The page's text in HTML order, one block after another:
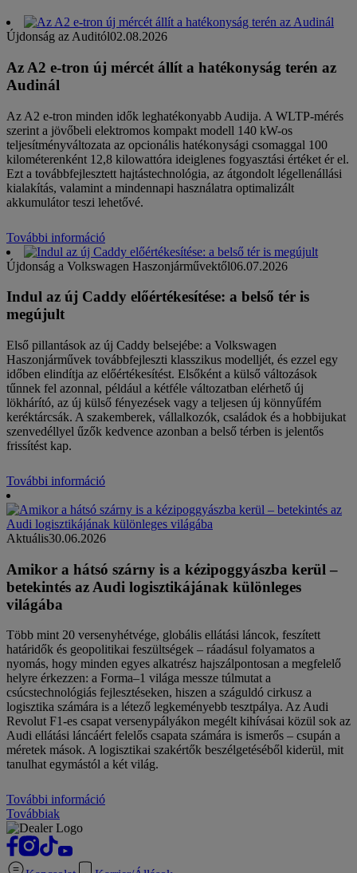
Újdonság az Auditól02.08.2026
Az A2 e-tron új mércét állít a hatékonyság terén az
Audinál
Az A2 e-tron minden idők leghatékonyabb Audija. A WLTP-mérés
szerint a jövőbeli elektromos kompakt modell 140 kW-os
teljesítményváltozata az opcionális hatékonysági csomaggal 100
kilométerenként 12,8 kilowattóra ideiglenes fogyasztási értéket ér el.
Ezt a továbbfejlesztett hajtástechnológia, az átgondolt légellenállási
kialakítás, valamint a mindennapi használatra optimalizált
akkumulátor teszi lehetővé.
További információ
Újdonság a Volkswagen Haszonjárművektől06.07.2026
Indul az új Caddy előértékesítése: a belső tér is
megújult
Első pillantások az új Caddy belsejébe: a Volkswagen
Haszonjárművek továbbfejleszti klasszikus modelljét, és ezzel egy
időben elindítja az előértékesítést. Elsőként a külső változások
tűnnek fel azonnal, például a kétféle változatban elérhető új
lökhárító, az új külső fényezések vagy a teljesen új könnyűfém
keréktárcsák. A szakemberek, vállalkozók, családok és a hobbijukat
szenvedéllyel űzők kedvence azonban a belső térben is jelentős
frissítést kap.
További információ
Aktuális30.06.2026
Amikor a hátsó szárny is a kézipoggyászba kerül –
betekintés az Audi logisztikájának különleges
világába
Több mint 20 versenyhétvége, globális ellátási láncok, feszített
határidők és geopolitikai feszültségek – ráadásul folyamatos a
nyomás, hogy minden egyes alkatrész hajszálpontosan a megfelelő
helyre érkezzen: a Forma–1 világa messze túlmutat a
csúcstechnológiás fejlesztéseken, hiszen a száguldó cirkusz a
logisztika számára is a létező legkeményebb tesztpálya. Az Audi
Revolut F1-es csapat versenypályákon megélt kihívásai közül sok az
Audi ellátási láncáért felelős csapata számára is ismerős – csupán a
méretek mások. A logisztikai szakértők beszélgetéséből kiderül, mit
tanulhat egymástól a két világ.
További információ
Továbbiak